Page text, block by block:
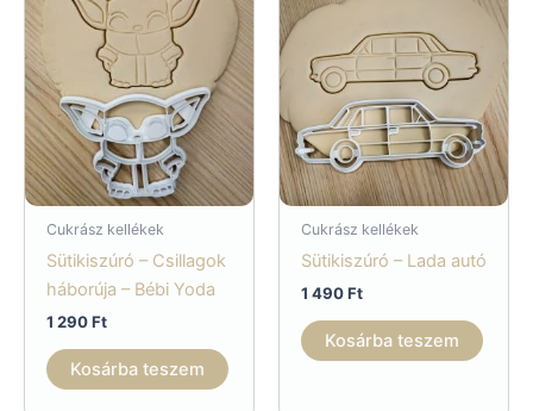
Cukrász kellékek
Sütikiszúró – Csillagok
háborúja – Bébi Yoda
1 290Ft
Kosárba teszem
Cukrász kellékek
Sütikiszúró – Lada autó
1 490Ft
Kosárba teszem